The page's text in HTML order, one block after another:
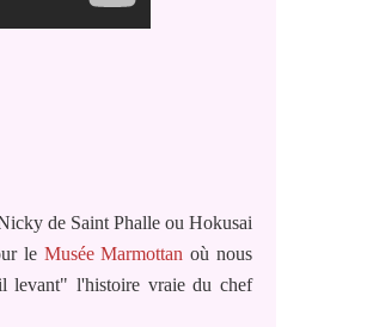
de Saint Phalle ou Hokusai
le Musée Marmottan où nous
levant" l'histoire vraie du chef